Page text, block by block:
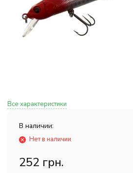
Все характеристики
В наличии:
Нет в наличии
252 грн.